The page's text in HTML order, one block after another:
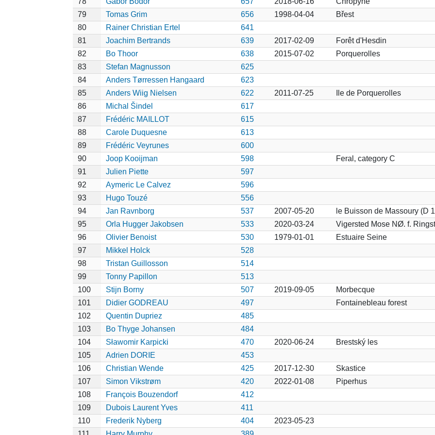
79
Tomas Grim 656 1998-04-04
Břest
80
Rainer Christian Ertel
641
81
Joachim Bertrands 639 2017-02-09
Forêt d'Hesdin
82
Bo Thoor 638 2015-07-02
Porquerolles
83
Stefan Magnusson
625
84
Anders Tørressen Hangaard
623
85
Anders Wiig Nielsen 622 2011-07-25
Ile de Porquerolles
86
Michal Šindel
617
87
Frédéric MAILLOT
615
88
Carole Duquesne
613
89
Frédéric Veyrunes
600
90
Joop Kooijman 598
Feral, category C
91
Julien Piette
597
92
Aymeric Le Calvez
596
93
Hugo Touzé
556
94
Jan Ravnborg 537 2007-05-20
le Buisson de Massoury (D
95
Orla Hugger Jakobsen 533 2020-03-24
Vigersted Mose NØ. f.
96
Olivier Benoist 530 1979-01-01
Estuaire Seine
97
Mikkel Holck
528
98
Tristan Guillosson
514
99
Tonny Papillon
513
100
Stijn Borny 507 2019-09-05
Morbecque
101
Didier GODREAU 497
Fontainebleau forest
102
Quentin Dupriez
485
103
Bo Thyge Johansen
484
104
Sławomir Karpicki 470 2020-06-24
Brestský les
105
Adrien DORIE
453
106
Christian Wende 425 2017-12-30
Skastice
107
Simon Vikstrøm 420 2022-01-08
Piperhus
108
François Bouzendorf
412
109
Dubois Laurent Yves
411
110
Frederik Nyberg 404
2023-05-23